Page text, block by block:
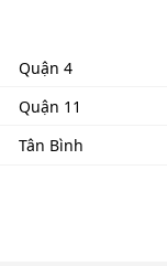
Quận 4
Quận 11
Tân Bình